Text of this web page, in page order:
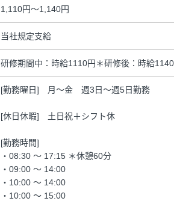
1,110円～1,140円
当社規定支給
研修期間中：時給1110円＊研修後：時給
[勤務曜日] 月～金 週3日～週5日勤務
[休日休暇] 土日祝＋シフト休
[勤務時間]
・08:30 ～ 17:15 ＊休憩60分
・09:00 ～ 14:00
・10:00 ～ 14:00
・10:00 ～ 15:00